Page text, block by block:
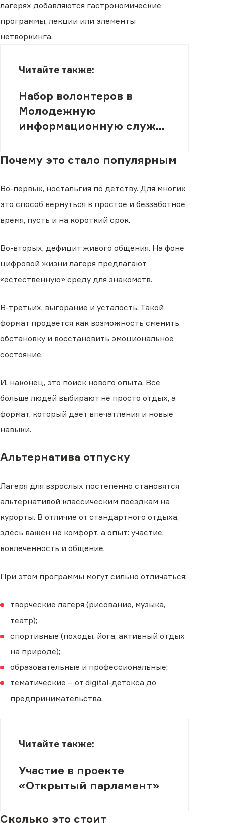
лагерях добавляются гастрономические
программы, лекции или элементы
нетворкинга.
Читайте также:
Набор волонтеров в
Молодежную
информационную службу
Почему это стало популярным
Во-первых, ностальгия по детству. Для многих
это способ вернуться в простое и беззаботное
время, пусть и на короткий срок.
Во-вторых, дефицит живого общения. На фоне
цифровой жизни лагеря предлагают
«естественную» среду для знакомств.
В-третьих, выгорание и усталость. Такой
формат продается как возможность сменить
обстановку и восстановить эмоциональное
состояние.
И, наконец, это поиск нового опыта. Все
больше людей выбирают не просто отдых, а
формат, который дает впечатления и новые
навыки.
Альтернатива отпуску
Лагеря для взрослых постепенно становятся
альтернативой классическим поездкам на
курорты. В отличие от стандартного отдыха,
здесь важен не комфорт, а опыт: участие,
вовлеченность и общение.
При этом программы могут сильно отличаться:
творческие лагеря (рисование, музыка,
театр);
спортивные (походы, йога, активный отдых
на природе);
образовательные и профессиональные;
тематические – от digital-детокса до
предпринимательства.
Читайте также:
Участие в проекте
«Открытый парламент»
Сколько это стоит